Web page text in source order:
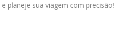
e planeje sua viagem com precisão!